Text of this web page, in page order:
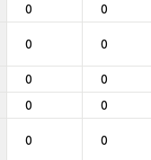
0 0
0 0
0 0
0 0
0 0